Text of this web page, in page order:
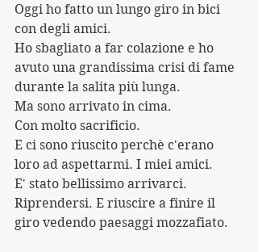
Oggi ho fatto un lungo giro in bici
con degli amici.
Ho sbagliato a far colazione e ho
avuto una grandissima crisi di fame
durante la salita più lunga.
Ma sono arrivato in cima.
Con molto sacrificio.
E ci sono riuscito perchè c'erano
loro ad aspettarmi. I miei amici.
E' stato bellissimo arrivarci.
Riprendersi. E riuscire a finire il
giro vedendo paesaggi mozzafiato.